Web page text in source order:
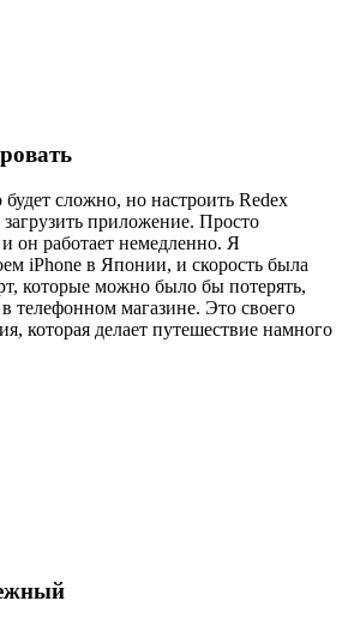
будет сложно, но настроить Redex
приложение. Просто
он работает немедленно. Я
iPhone в Японии, и скорость была
которые можно было бы потерять,
телефонном магазине. Это своего
которая делает путешествие намного